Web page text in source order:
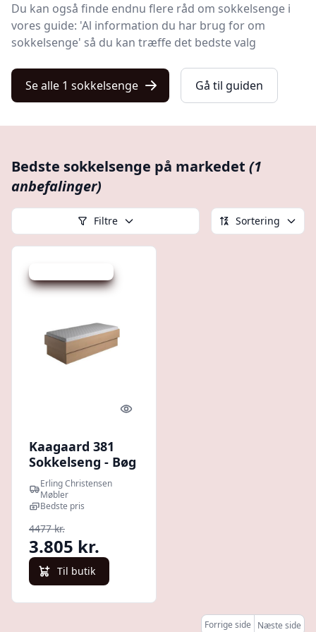
Du kan også finde endnu flere råd om sokkelsenge i
vores guide: 'Al information du har brug for om
sokkelsenge' så du kan træffe det bedste valg
Se alle 1 sokkelsenge Gå til guiden
Bedste sokkelsenge på markedet (1
anbefalinger)
Filtre Sortering
Quick look
Kaagaard 381
Sokkelseng - Bøg
: Erling
Christensen
Møbler
Erling Christensen
Møbler
Bedste pris
4477 kr.
3.805 kr.
Til butik
Forrige side Næste side